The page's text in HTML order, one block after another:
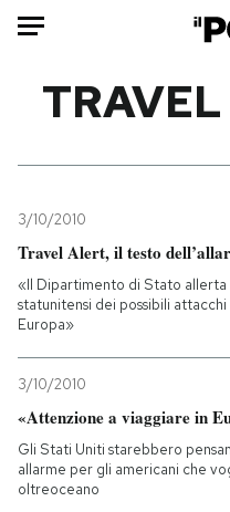
Mondo
Politica
Tecnologia
Internet
Cultura
Economia
Sport
3/10/2010
Travel Alert, il testo
«Il Dipartimento di Stato allerta
statunitensi dei possibili
Europa»
3/10/2010
«Attenzione a viaggiare in
Gli Stati Uniti starebbero
allarme per gli americani che
oltreoceano